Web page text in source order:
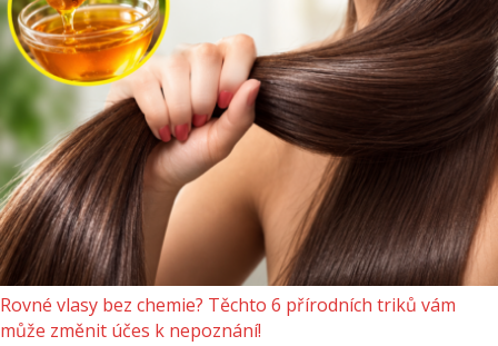
Rovné vlasy bez chemie? Těchto 6 přírodních triků vám
může změnit účes k nepoznání!